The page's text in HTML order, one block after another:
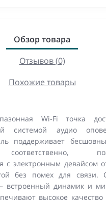
Обзор товара
Отзывов (0)
Похожие товары
Wi-Fi точка
системой аудио
поддерживает
с электронным девайсом
без помех для связи.
встроенный динамик и
высокое качество